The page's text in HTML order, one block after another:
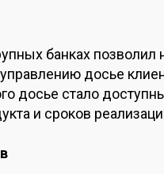
банках
досье
досье стало
и сроков